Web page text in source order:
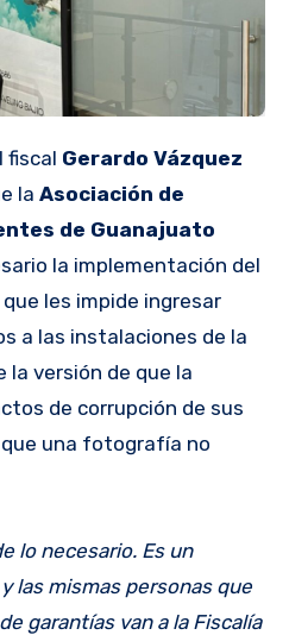
fiscal Gerardo Vázquez
la Asociación de
de Guanajuato
la implementación del
les impide ingresar
a las instalaciones de la
la versión de que la
de corrupción de sus
una fotografía no
lo necesario. Es un
las mismas personas que
garantías van a la Fiscalía